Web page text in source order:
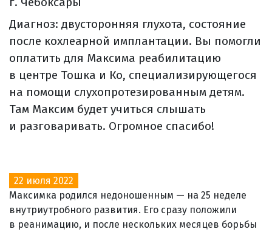
Диагноз: двусторонняя глухота, состояние
после кохлеарной имплантации. Вы помогли
оплатить для Максима реабилитацию
в центре Тошка и Ко, специализирующегося
на помощи слухопротезированным детям.
Там Максим будет учиться слышать
и разговаривать. Огромное спасибо!
22 июля 2022
Максимка родился недоношенным — на 25 неделе
внутриутробного развития. Его сразу положили
в реанимацию, и после нескольких месяцев борьбы